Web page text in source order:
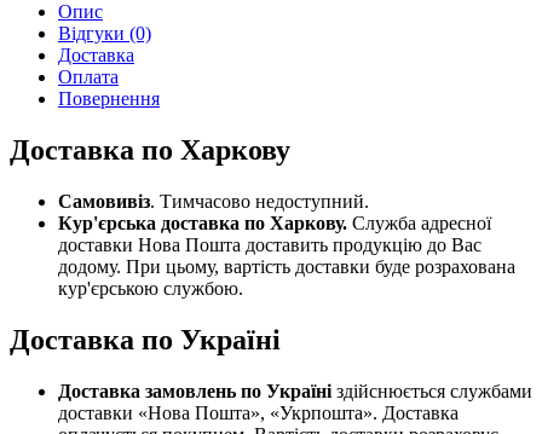
Опис
Відгуки (0)
Доставка
Оплата
Повернення
Доставка по Харкову
Самовивіз. Тимчасово недоступний.
Кур'єрська доставка по Харкову. Служба адресної
доставки Нова Пошта доставить продукцію до Вас
додому. При цьому, вартість доставки буде розрахована
кур'єрською службою.
Доставка по Україні
Доставка замовлень по Україні здійснюється службами
доставки «Нова Пошта», «Укрпошта». Доставка